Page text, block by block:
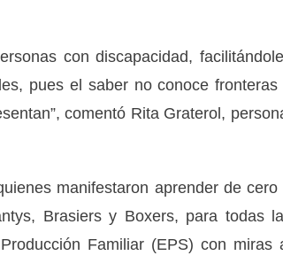
con discapacidad,
pues el saber no conoce fronteras
comentó Rita Graterol,
manifestaron aprender de cero
Brasiers y Boxers, para todas
Familiar (EPS) con miras